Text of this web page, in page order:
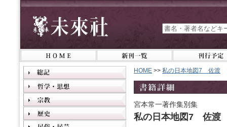
HOME >> 私の日本地図7 佐渡
宮本常一著作集別集
私の日本地図7 佐渡